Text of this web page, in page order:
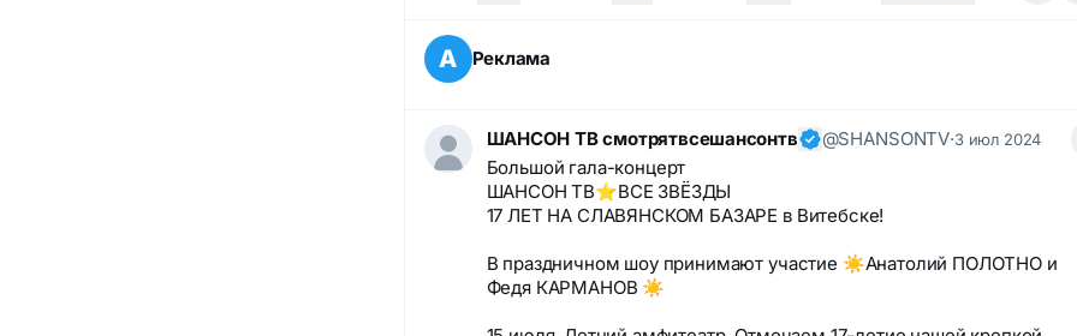
А Реклама
ШАНСОН ТВ смотрятвсешансонтв @SHANSONTV·3 июл 2024
Большой гала-концерт
ШАНСОН ТВ⭐️ВСЕ ЗВЁЗДЫ
17 ЛЕТ НА СЛАВЯНСКОМ БАЗАРЕ в Витебске!
В праздничном шоу принимают участие ☀️Анатолий ПОЛОТНО и
Федя КАРМАНОВ ☀️